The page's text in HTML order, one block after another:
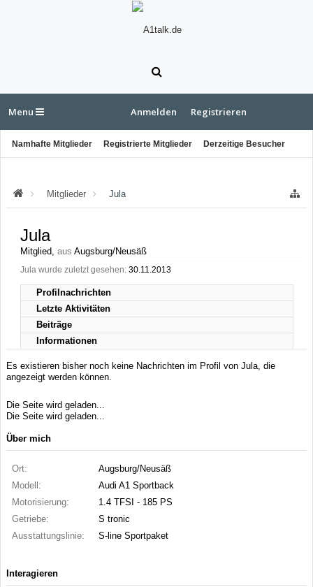
Menu
Namhafte Mitglieder Registrierte Mitglieder Derzeitige Besucher
Anmelden Registrieren
Mitglieder Jula
Jula
Mitglied, aus Augsburg/Neusäß
Jula wurde zuletzt gesehen: 30.11.2013
Profilnachrichten
Letzte Aktivitäten
Beiträge
Informationen
Es existieren bisher noch keine Nachrichten im Profil von Jula, die
angezeigt werden können.
Die Seite wird geladen...
Die Seite wird geladen...
Über mich
Ort:
Augsburg/Neusäß
Modell:
Audi A1 Sportback
Motorisierung:
1.4 TFSI - 185 PS
Getriebe:
S tronic
Ausstattungslinie:
S-line Sportpaket
Interagieren